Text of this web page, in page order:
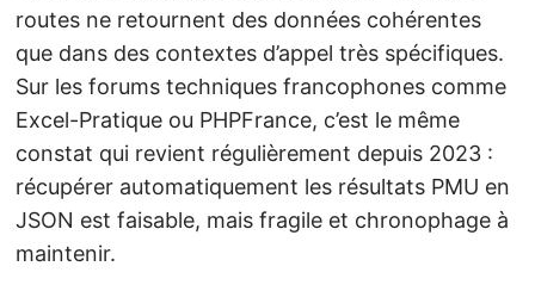
routes ne retournent des données cohérentes
que dans des contextes d’appel très spécifiques.
Sur les forums techniques francophones comme
Excel-Pratique ou PHPFrance, c’est le même
constat qui revient régulièrement depuis 2023 :
récupérer automatiquement les résultats PMU en
JSON est faisable, mais fragile et chronophage à
maintenir.